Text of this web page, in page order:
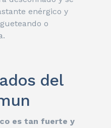
enérgico y
o
del
es tan fuerte y